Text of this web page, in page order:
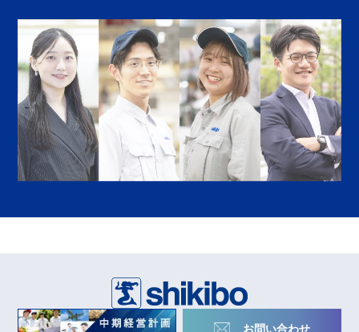
お問い合わせ